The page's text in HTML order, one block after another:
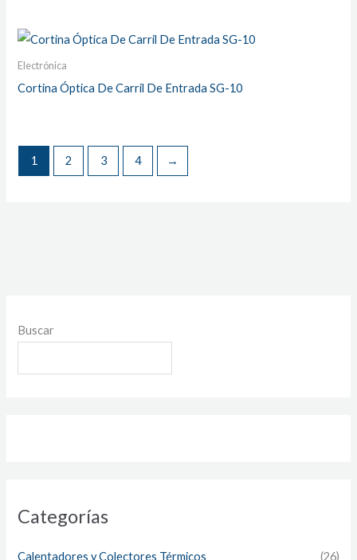
Buscar
Categorías
Calentadores y Colectores Térmicos (26)
Electrónica
Cortina Óptica De Carril De Entrada SG-10
1 2 3 4 →